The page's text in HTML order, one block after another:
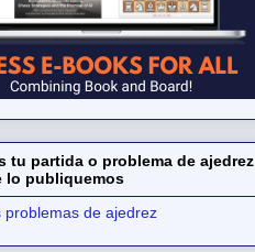
tu partida o problema de ajedrez
lo publiquemos
problemas de ajedrez